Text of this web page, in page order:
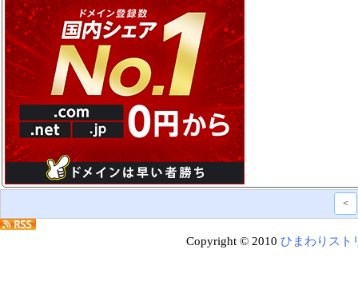
<
Copyright © 2010 ひまわりスト